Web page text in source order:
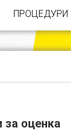
ПРОЦЕДУРИ
за оценка